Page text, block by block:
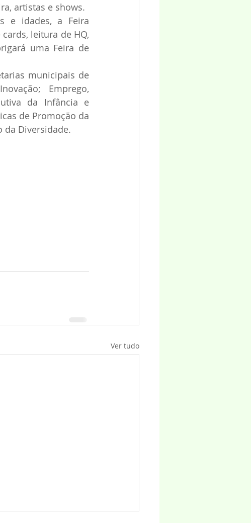
artistas e shows.
e idades, a Feira
leitura de HQ,
uma Feira de
municipais de
Emprego,
da Infância e
de Promoção da
da Diversidade.
Ver tudo